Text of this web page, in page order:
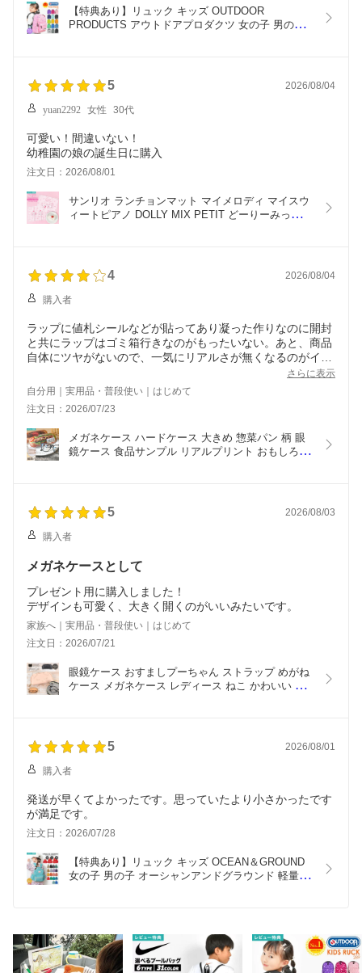
【特典あり】リュック キッズ OUTDOOR
PRODUCTS アウトドアプロダクツ 女の子 男の子
ク ジュニア かわいい おしゃれ
5 2026/08/04
yuan2292 女性 30代
可愛い！間違いない！
幼稚園の娘の誕生日に購入
注文日：2026/08/01
サンリオ ランチョンマット マイメロディ マイスウ
ィートピアノ DOLLY MIX PETIT どーりーみっく
かわいい4 2026/08/04
購入者
ラップに値札シールなどが貼ってあり凝った作りなのに開封
と共にラップはゴミ箱行きなのがもったいない。あと、商品
自体にツヤがないので、一気にリアルさが無くなるのがイマ
イチ。光沢があったら少しはリアルなのかな？と思うさらに表示
自分用｜実用品・普段使い｜はじめて
注文日：2026/07/23
メガネケース ハードケース 大きめ 惣菜パン 柄 眼
鏡ケース 食品サンプル リアルプリント おもしろ ユ
おしゃれ5 2026/08/03
購入者
メガネケースとして
プレゼント用に購入しました！
家族へ｜実用品・普段使い｜はじめて
注文日：2026/07/21
眼鏡ケース おすましプーちゃん ストラップ めがね
ケース メガネケース レディース ねこ かわいい お
ター 猫モチーフ
5 2026/08/01
購入者
発送が早くてよかったです。思っていたより小さかったです
が満足です。
注文日：2026/07/28
【特典あり】リュック キッズ OCEAN＆GROUND
女の子 男の子 オーシャンアンドグラウンド 軽量 大